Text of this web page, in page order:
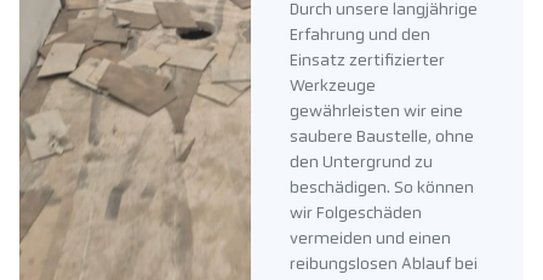
Durch unsere langjährige
Erfahrung und den
Einsatz zertifizierter
Werkzeuge
gewährleisten wir eine
saubere Baustelle, ohne
den Untergrund zu
beschädigen. So können
wir Folgeschäden
vermeiden und einen
reibungslosen Ablauf bei